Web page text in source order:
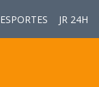
ESPORTES JR 24H